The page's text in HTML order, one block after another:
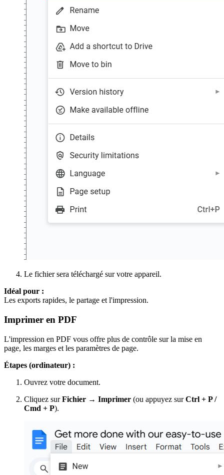
Le fichier sera téléchargé sur votre appareil.
Idéal pour :
Les exports rapides, le partage et l'impression.
Imprimer en PDF
L'impression en PDF vous offre plus de contrôle sur la mise en
page, les marges et les paramètres de page.
Étapes (ordinateur) :
Ouvrez votre document.
Cliquez surFichier → Imprimer (ou appuyez surCtrl + P /
Cmd + P).